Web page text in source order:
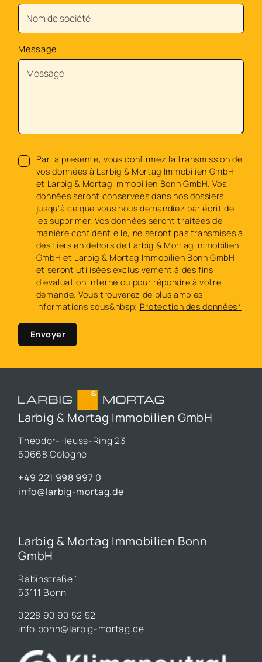
Message
Par la présente, vous confirmez la transmission de
vos données à Larbig & Mortag Immobilien GmbH
et Larbig & Mortag Immobilien Bonn GmbH. Vos
données seront conservées dans nos dossiers
jusqu'à ce que vous nous demandiez par écrit de
les supprimer. Vos données seront traitées de
manière confidentielle, ne seront pas transmises à
des tiers en dehors de Larbig & Mortag Immobilien
GmbH et Larbig & Mortag Immobilien Bonn GmbH
et seront utilisées exclusivement à des fins
d'évaluation interne ou pour répondre à votre
demande. Vous trouverez de plus amples
informations sous&nbsp; Protection des données*
Envoyer
Larbig & Mortag Immobilien GmbH
Theodor-Heuss-Ring 23
50668 Cologne
+49 221 998 997 0
info@larbig-mortag.de
Larbig & Mortag Immobilien Bonn
GmbH
Rabinstraße 1
53111 Bonn
0228 90 90 52 52
info.bonn@larbig-mortag.de